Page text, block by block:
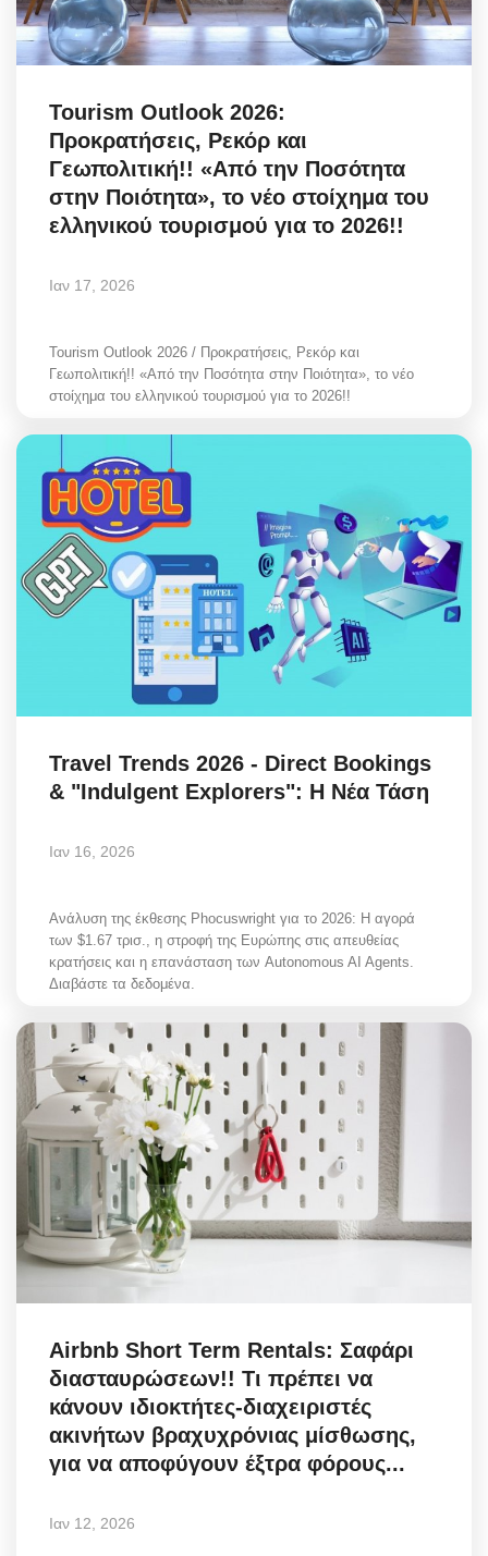
Tourism Outlook 2026:
Προκρατήσεις, Ρεκόρ και
Γεωπολιτική!! «Από την Ποσότητα
στην Ποιότητα», το νέο στοίχημα του
ελληνικού τουρισμού για το 2026!!
Ιαν 17, 2026
Tourism Outlook 2026 / Προκρατήσεις, Ρεκόρ και
Γεωπολιτική!! «Από την Ποσότητα στην Ποιότητα», το νέο
στοίχημα του ελληνικού τουρισμού για το 2026!!
Travel Trends 2026 - Direct Bookings
& "Indulgent Explorers": Η Νέα Τάση
Ιαν 16, 2026
Ανάλυση της έκθεσης Phocuswright για το 2026: Η αγορά
των $1.67 τρισ., η στροφή της Ευρώπης στις απευθείας
κρατήσεις και η επανάσταση των Autonomous AI Agents.
Διαβάστε τα δεδομένα.
Airbnb Short Term Rentals: Σαφάρι
διασταυρώσεων!! Τι πρέπει να
κάνουν ιδιοκτήτες-διαχειριστές
ακινήτων βραχυχρόνιας μίσθωσης,
για να αποφύγουν έξτρα φόρους...
Ιαν 12, 2026